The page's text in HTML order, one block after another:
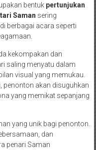
bentuk pertunjukan
Saman sering
berbagai acara seperti
kekompakan dan
saling menyatu dalam
visual yang memukau.
penonton akan disuguhkan
yang memikat sepanjang
yang unik bagi penonton.
dan
penari Saman